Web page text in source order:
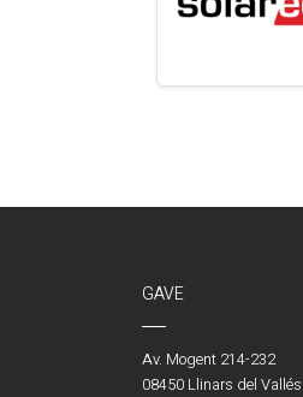
GAVE
Av. Mogent 214-232
08450 Llinars del Vallés